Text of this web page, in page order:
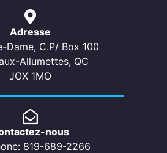
Adresse
Dame, C.P/ Box 100
Allumettes, QC
JOX 1MO
nous
819-689-2266